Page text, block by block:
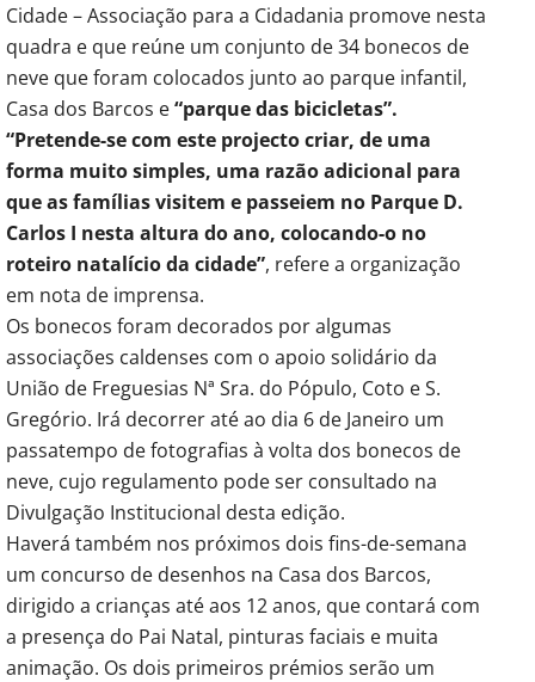
Cidade – Associação para a Cidadania promove nesta
quadra e que reúne um conjunto de 34 bonecos de
neve que foram colocados junto ao parque infantil,
Casa dos Barcos e“parque das bicicletas”.
“Pretende-se com este projecto criar, de uma
forma muito simples, uma razão adicional para
que as famílias visitem e passeiem no Parque D.
Carlos I nesta altura do ano, colocando-o no
roteiro natalício da cidade”, refere a organização
em nota de imprensa.
Os bonecos foram decorados por algumas
associações caldenses com o apoio solidário da
União de Freguesias Nª Sra. do Pópulo, Coto e S.
Gregório. Irá decorrer até ao dia 6 de Janeiro um
passatempo de fotografias à volta dos bonecos de
neve, cujo regulamento pode ser consultado na
Divulgação Institucional desta edição.
Haverá também nos próximos dois fins-de-semana
um concurso de desenhos na Casa dos Barcos,
dirigido a crianças até aos 12 anos, que contará com
a presença do Pai Natal, pinturas faciais e muita
animação. Os dois primeiros prémios serão um